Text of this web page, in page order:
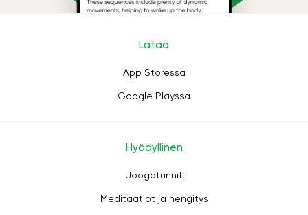
Lataa
App Storessa
Google Playssa
Hyödyllinen
Joogatunnit
Meditaatiot ja hengitys